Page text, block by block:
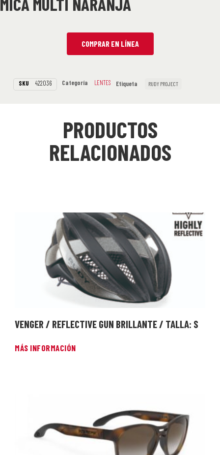
COMPRAR EN LÍNEA
SKU 422036 Categoría LENTES Etiqueta RUDY PROJECT
PRODUCTOS
RELACIONADOS
VENGER / REFLECTIVE GUN BRILLANTE / TALLA: S
MÁS INFORMACIÓN